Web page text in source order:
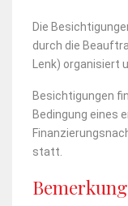
Die
durch die
Lenk) organisiert
Besichtigungen
Bedingung eines
statt.
Bemerkung